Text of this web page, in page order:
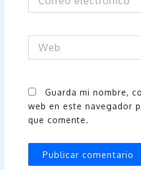
electrónico
Guarda mi nombre,
web en este navegador
que comente.